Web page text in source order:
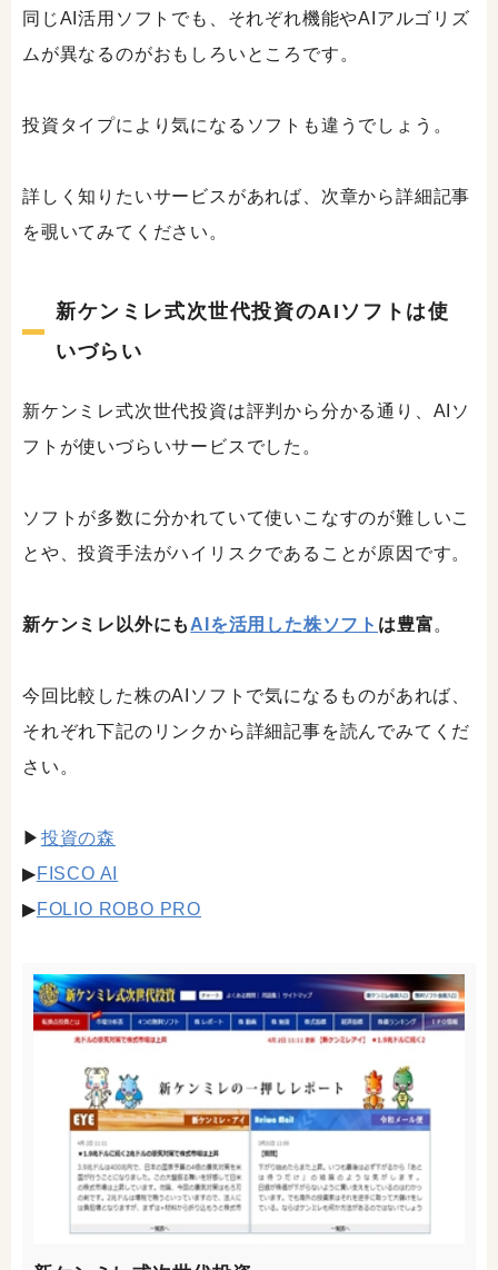
同じAI活用ソフトでも、それぞれ機能やAIアルゴリズ
ムが異なるのがおもしろいところです。
投資タイプにより気になるソフトも違うでしょう。
詳しく知りたいサービスがあれば、次章から詳細記事
を覗いてみてください。
新ケンミレ式次世代投資のAIソフトは使
いづらい
新ケンミレ式次世代投資は評判から分かる通り、AIソ
フトが使いづらいサービスでした。
ソフトが多数に分かれていて使いこなすのが難しいこ
とや、投資手法がハイリスクであることが原因です。
新ケンミレ以外にも AIを活用した株ソフト は豊富。
今回比較した株のAIソフトで気になるものがあれば、
それぞれ下記のリンクから詳細記事を読んでみてくだ
さい。
▶ 投資の森
▶FISCO AI
▶FOLIO ROBO PRO